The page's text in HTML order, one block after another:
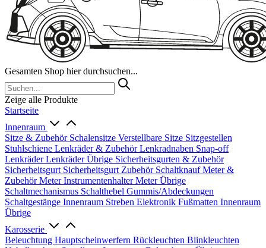
Gesamten Shop hier durchsuchen...
Zeige alle Produkte
Startseite
Innenraum
Sitze & Zubehör Schalensitze Verstellbare Sitze Sitzgestellen
Stuhlschiene Lenkräder & ZubehörLenkradnaben Snap-off
LenkräderLenkräder Übrige Sicherheitsgurten & Zubehör
Sicherheitsgurt Sicherheitsgurt Zubehör SchaltknaufMeter &
ZubehörMeterInstrumentenhalterMeter Übrige
Schaltmechanismus Schalthebel Gummis/Abdeckungen
Schaltgestänge Innenraum Streben Elektronik Fußmatten Innenraum
Übrige
Karosserie
Beleuchtung Hauptscheinwerfern Rückleuchten Blinkleuchten